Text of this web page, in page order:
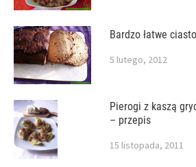
Bardzo łatwe ciasto
5 lutego, 2012
Pierogi z kaszą
– przepis
15 listopada, 2011